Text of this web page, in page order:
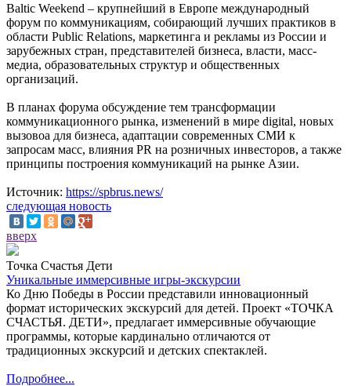
Baltic Weekend – крупнейший в Европе международный
форум по коммуникациям, собирающий лучших практиков в
области Public Relations, маркетинга и рекламы из России и
зарубежных стран, представителей бизнеса, власти, масс-
медиа, образовательных структур и общественных
организаций.
В планах форума обсуждение тем трансформации
коммуникационного рынка, изменений в мире digital, новых
вызовоа для бизнеса, адаптации современных СМИ к
запросам масс, влияния PR на розничных инвесторов, а также
принципы построения коммуникаций на рынке Азии.
Источник: https://spbrus.news/
следующая новость
вверх
Точка Счастья Дети
Уникальные иммерсивные игры-экскурсии
Ко Дню Победы в России представили инновационный
формат исторических экскурсий для детей. Проект «ТОЧКА
СЧАСТЬЯ. ДЕТИ», предлагает иммерсивные обучающие
программы, которые кардинально отличаются от
традиционных экскурсий и детских спектаклей.
Подробнее...